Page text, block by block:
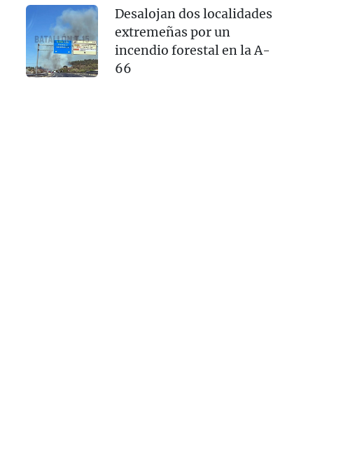
Desalojan dos localidades
extremeñas por un
incendio forestal en la A-
66